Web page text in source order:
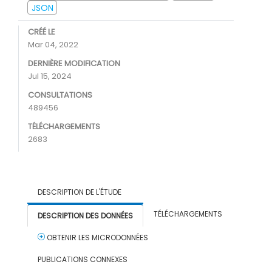
JSON
CRÉÉ LE
Mar 04, 2022
DERNIÈRE MODIFICATION
Jul 15, 2024
CONSULTATIONS
489456
TÉLÉCHARGEMENTS
2683
DESCRIPTION DE L'ÉTUDE
DESCRIPTION DES DONNÉES TÉLÉCHARGEMENTS
OBTENIR LES MICRODONNÉES
PUBLICATIONS CONNEXES